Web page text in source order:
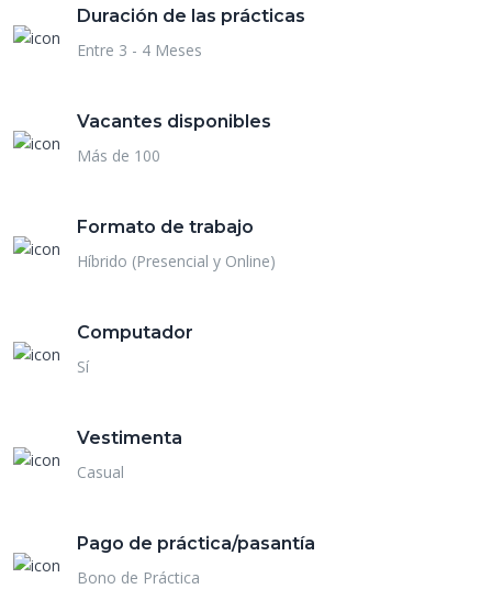
Duración de las prácticas
Entre 3 - 4 Meses
Vacantes disponibles
Más de 100
Formato de trabajo
Híbrido (Presencial y Online)
Computador
Sí
Vestimenta
Casual
Pago de práctica/pasantía
Bono de Práctica